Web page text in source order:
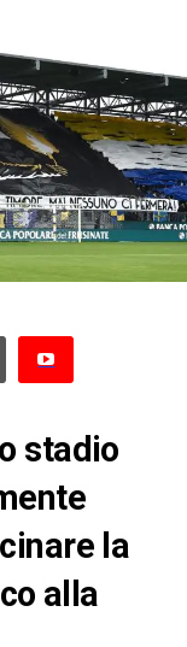
stadio
la
alla